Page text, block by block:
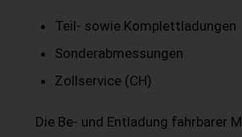
Teil- sowie Komplettladungen
Sonderabmessungen
Zollservice (CH)
Die Be- und Entladung fahrbarer